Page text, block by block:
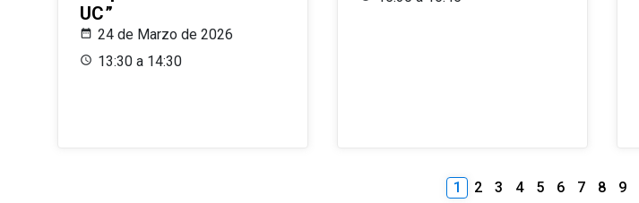
UC”
24 de Marzo de 2026
13:30 a 14:30
1 2 3 4 5 6 7 8 9